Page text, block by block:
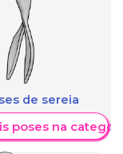
de sereia
poses na